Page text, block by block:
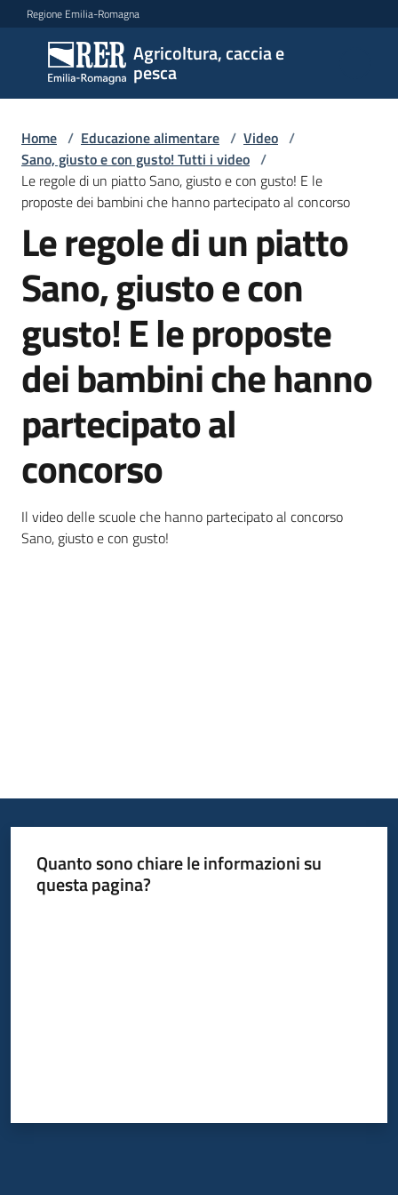
Vai al contenuto
Vai alla navigazione
Vai al footer
Regione Emilia-Romagna
Agricoltura, caccia e
pesca
Agricoltura,
caccia e
pesca
Argomenti
Novità
Servizi
Leggi
atti
bandi
Piani
programmi
Home / Educazione alimentare / Video /
Sano, giusto e con gusto! Tutti i video /
Le regole di un piatto Sano, giusto e con gusto! E le
proposte dei bambini che hanno partecipato al concorso
Le regole di un piatto
Sano, giusto e con
gusto! E le proposte
dei bambini che hanno
partecipato al
concorso
Il video delle scuole che hanno partecipato al concorso
Sano, giusto e con gusto!
Quanto sono chiare le informazioni su
questa pagina?